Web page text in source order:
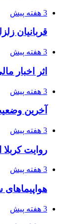
3 هفته پیش
قربانیان زلزله‌های
3 هفته پیش
اثر اخبار
3 هفته پیش
آخرین
3 هفته پیش
روایت
3 هفته پیش
3 هفته پیش